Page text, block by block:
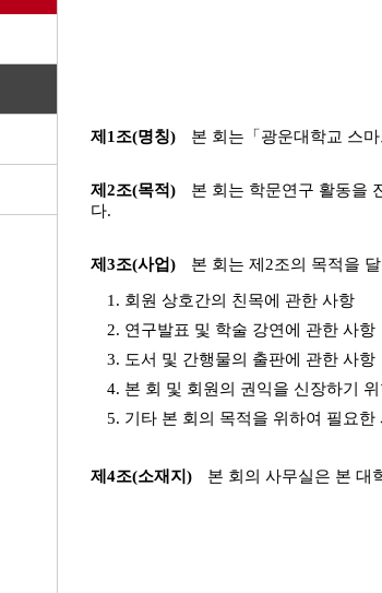
제1조(명칭) 본 회는「광운대학교 스
제2조(목적)
본 회는 학문연구 활동을
다.
제3조(사업) 본 회는 제2조의 목적을
1. 회원 상호간의 친목에 관한 사항
2. 연구발표 및 학술 강연에 관한 사항
3. 도서 및 간행물의 출판에 관한 사항
4. 본 회 및 회원의 권익을 신장하기
5. 기타 본 회의 목적을 위하여 필요한
제4조(소재지) 본 회의 사무실은 본 대